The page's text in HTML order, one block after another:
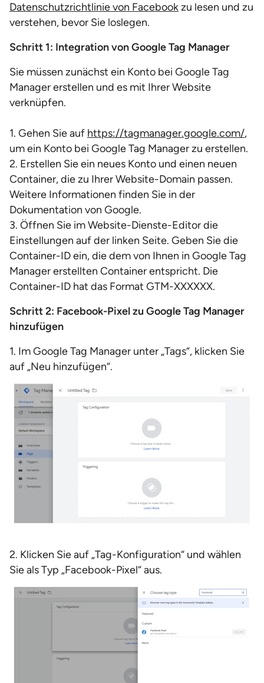
Datenschutzrichtlinie von Facebookzu lesen und zu
verstehen, bevor Sie loslegen.
Schritt 1: Integration von Google Tag Manager
Sie müssen zunächst ein Konto bei Google Tag
Manager erstellen und es mit Ihrer Website
verknüpfen.
1. Gehen Sie auf https://tagmanager.google.com/,
um ein Konto bei Google Tag Manager zu erstellen.
2. Erstellen Sie ein neues Konto und einen neuen
Container, die zu Ihrer Website-Domain passen.
Weitere Informationen finden Sie in der
Dokumentation von Google.
3. Öffnen Sie im Website-Dienste-Editor die
Einstellungen auf der linken Seite. Geben Sie die
Container-ID ein, die dem von Ihnen in Google Tag
Manager erstellten Container entspricht. Die
Container-ID hat das Format GTM-XXXXXX.
Schritt 2: Facebook-Pixel zu Google Tag Manager
hinzufügen
1. Im Google Tag Manager unter „Tags“, klicken Sie
auf „Neu hinzufügen“.
2. Klicken Sie auf „Tag-Konfiguration“ und wählen
Sie als Typ „Facebook-Pixel“ aus.